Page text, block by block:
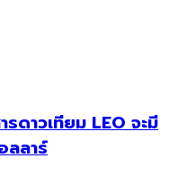
าวเทียม LEO จะมี
ลลาร์